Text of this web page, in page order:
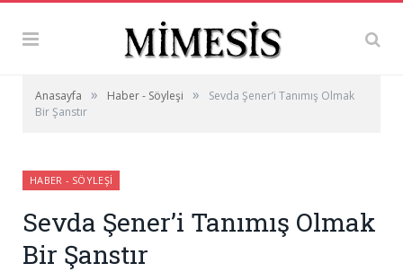
Anasayfa » Haber - Söyleşi »
Sevda Şener’i Tanımış Olmak
Bir Şanstır
HABER - SÖYLEŞI
Sevda Şener’i Tanımış Olmak
Bir Şanstır